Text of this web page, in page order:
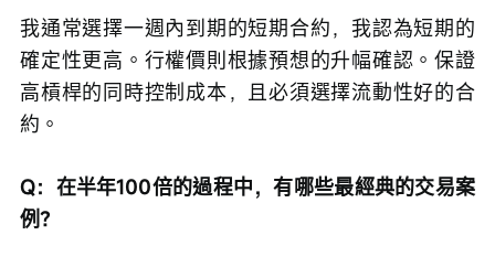
我通常選擇一週內到期的短期合約，我認為短期的
確定性更高。行權價則根據預想的升幅確認。保證
高槓桿的同時控制成本，且必須選擇流動性好的合
約。
Q：在半年100倍的過程中，有哪些最經典的交易案
例？